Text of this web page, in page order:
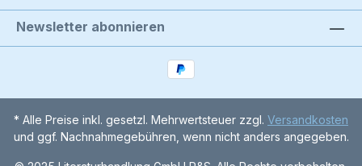
Newsletter abonnieren
* Alle Preise inkl. gesetzl. Mehrwertsteuer zzgl. Versandkosten
und ggf. Nachnahmegebühren, wenn nicht anders angegeben.